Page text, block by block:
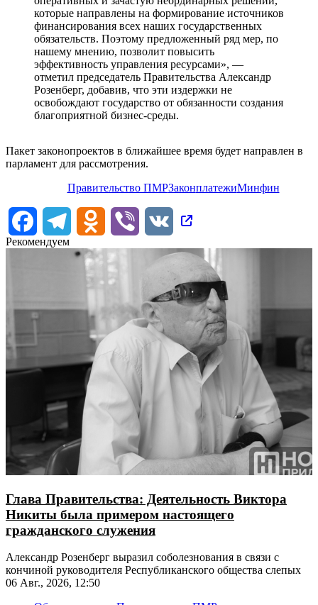
которые направлены на формирование источников
финансирования всех наших государственных
обязательств. Поэтому предложенный ряд мер, по
нашему мнению, позволит повысить
эффективность управления ресурсами», —
отметил председатель Правительства Александр
Розенберг, добавив, что эти издержки не
освобождают государство от обязанности создания
благоприятной бизнес-среды.
Пакет законопроектов в ближайшее время будет направлен в
парламент для рассмотрения.
Правительство ПМРЗаконплатежиМинфин
FacebookTelegram Odnoklassniki
Viber
VK
Рекомендуем
Глава Правительства: Деятельность Виктора
Никиты была примером настоящего
гражданского служения
Александр Розенберг выразил соболезнования в связи с
кончиной руководителя Республиканского общества слепых
06 Авг., 2026, 12:50